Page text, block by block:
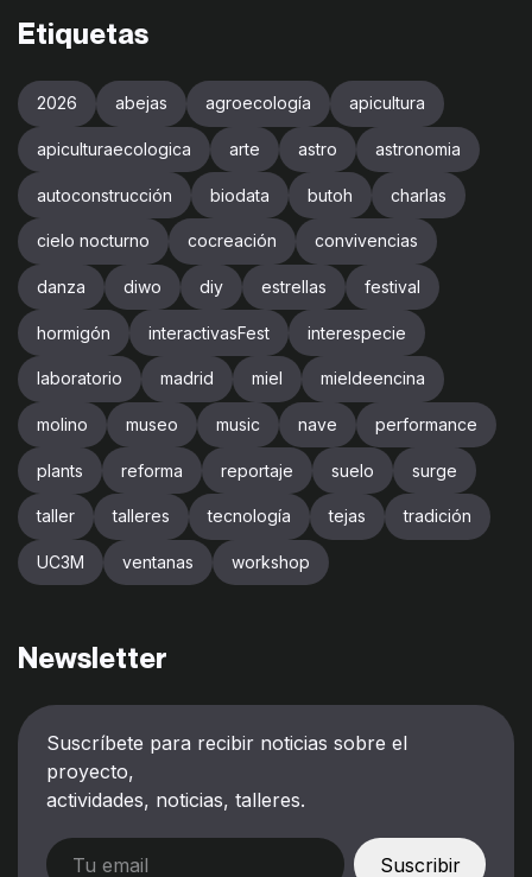
Etiquetas
2026 abejas agroecología apicultura
apiculturaecologica arte astro astronomia
autoconstrucción biodata butoh charlas
cielo nocturno cocreación convivencias
danza diwo diy estrellas festival
hormigón interactivasFest interespecie
laboratorio madrid miel mieldeencina
molino museo music nave performance
plants reforma reportaje suelo surge
taller talleres tecnología tejas tradición
UC3M ventanas workshop
Newsletter
Suscríbete para recibir noticias sobre el
proyecto,
actividades, noticias, talleres.